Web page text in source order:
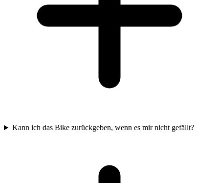
Kann ich das Bike zurückgeben, wenn es mir nicht gefällt?